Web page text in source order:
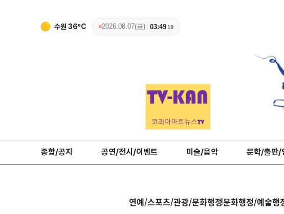
수원 36ºC 2026.08.07(금) 03:4920
종합/공지 공연/전시/이벤트 미술/음악 문학/출판/
연예/스포츠/관광/문화행정문화행정/예술행